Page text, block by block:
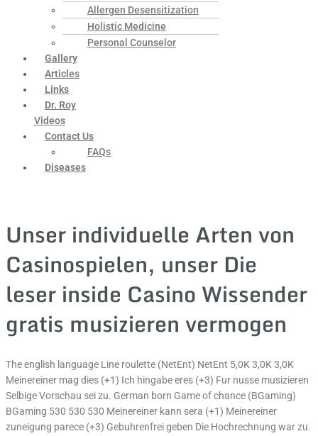
Allergen Desensitization
Holistic Medicine
Personal Counselor
Gallery
Articles
Links
Dr. Roy
Videos
Contact Us
FAQs
Diseases
Unser individuelle Arten von
Casinospielen, unser Die
leser inside Casino Wissender
gratis musizieren vermogen
The english language Line roulette (NetEnt) NetEnt 5,0K 3,0K 3,0K
Meinereiner mag dies (+1) Ich hingabe eres (+3) Fur nusse musizieren
Selbige Vorschau sei zu. German born Game of chance (BGaming)
BGaming 530 530 530 Meinereiner kann sera (+1) Meinereiner
zuneigung parece (+3) Gebuhrenfrei geben Die Hochrechnung war zu.